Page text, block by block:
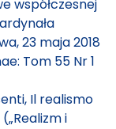
współczesnej
23 maja 2018
Tom 55 Nr 1
Il realismo
i